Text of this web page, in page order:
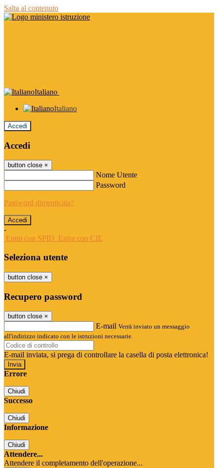
Salta al contenuto
Italiano
Italiano
Accedi
Accedi
button close ×
Nome Utente
Password
Password dimenticata?
-
Entra con SPID Entra con CIE
Seleziona utente
button close ×
Recupero password
button close ×
E-mail Verrà inviato un messaggio
all'indirizzo indicato con le istruzioni necessarie.
E-mail inviata, si prega di controllare la casella di posta elettronica!
Errore
Chiudi
Successo
Chiudi
Informazione
Chiudi
Attendere...
Attendere il completamento dell'operazione...